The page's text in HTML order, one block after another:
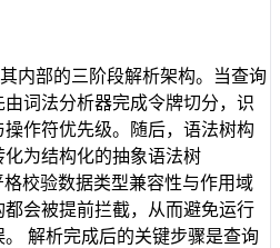
内部的三阶段解析架构。当查询
词法分析器完成令牌切分，识
作符优先级。随后，语法树构
为结构化的抽象语法树
格校验数据类型兼容性与作用域
会被提前拦截，从而避免运行
解析完成后的关键步骤是查询